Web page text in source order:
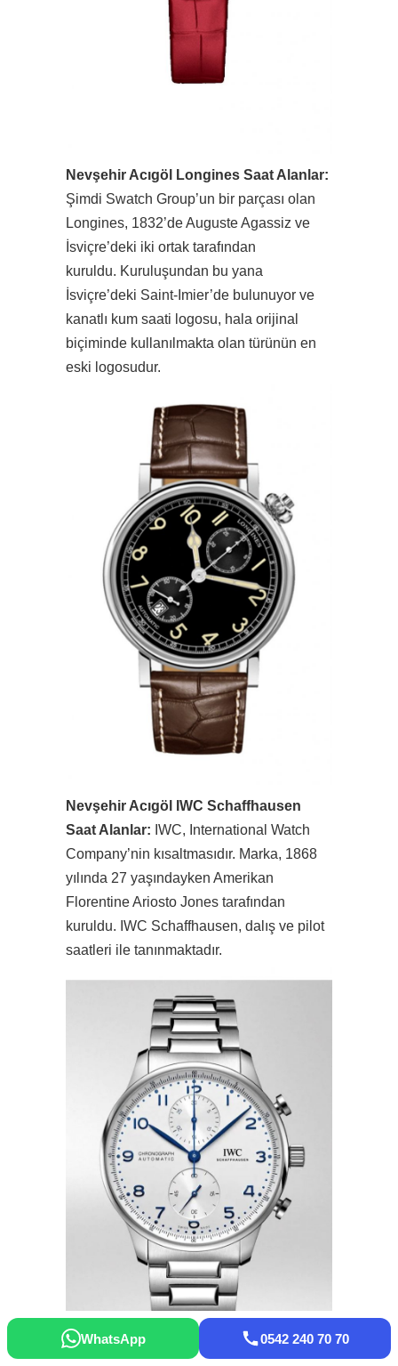
Nevşehir Acıgöl Longines Saat Alanlar:
Şimdi Swatch Group’un bir parçası olan
Longines, 1832’de Auguste Agassiz ve
İsviçre’deki iki ortak tarafından
kuruldu. Kuruluşundan bu yana
İsviçre’deki Saint-Imier’de bulunuyor ve
kanatlı kum saati logosu, hala orijinal
biçiminde kullanılmakta olan türünün en
eski logosudur.
Nevşehir Acıgöl IWC Schaffhausen
Saat Alanlar: IWC, International Watch
Company’nin kısaltmasıdır. Marka, 1868
yılında 27 yaşındayken Amerikan
Florentine Ariosto Jones tarafından
kuruldu. IWC Schaffhausen, dalış ve pilot
saatleri ile tanınmaktadır.
WhatsApp 0542 240 70 70